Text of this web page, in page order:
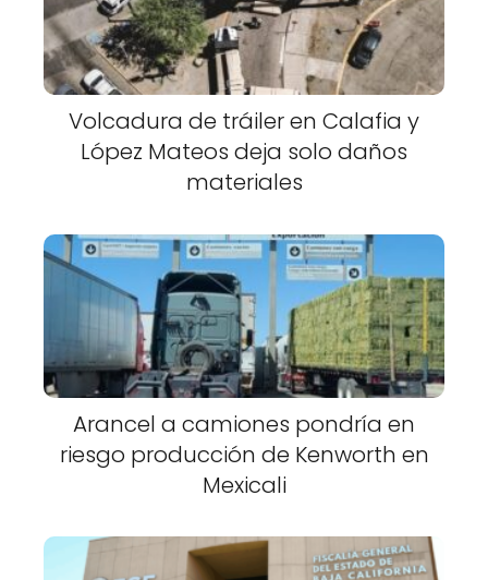
Volcadura de tráiler en Calafia y
López Mateos deja solo daños
materiales
Arancel a camiones pondría en
riesgo producción de Kenworth en
Mexicali